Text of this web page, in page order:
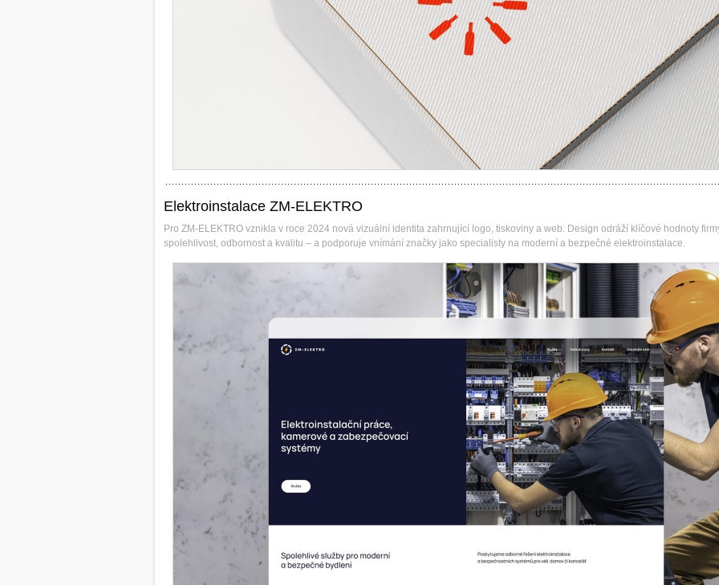
Elektroinstalace ZM-ELEKTRO
Pro ZM-ELEKTRO vznikla v roce 2024 nová vizuální identita zahrnující logo, tiskoviny a web. Design odráží klíčové hodnoty
spolehlivost, odbornost a kvalitu – a podporuje vnímání značky jako specialisty na moderní a bezpečné elektroinstalace.